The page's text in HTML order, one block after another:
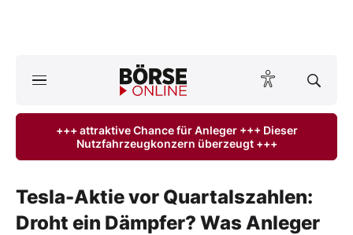
ktuelle Ausgabe BÖRSE ONLINE lesen
Anlageprodukte
Finanz-Check
+++ attraktive Chance für Anleger +++ Dieser
Nutzfahrzeugkonzern überzeugt +++
Tesla-Aktie vor Quartalszahlen:
Droht ein Dämpfer? Was Anleger